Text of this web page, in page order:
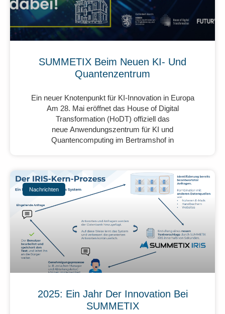
SUMMETIX Beim Neuen KI- Und
Quantenzentrum
Ein neuer Knotenpunkt für KI-Innovation in Europa
Am 28. Mai eröffnet das House of Digital
Transformation (HoDT) offiziell das
neue Anwendungszentrum für KI und
Quantencomputing im Bertramshof in
Nachrichten
2025: Ein Jahr Der Innovation Bei
SUMMETIX